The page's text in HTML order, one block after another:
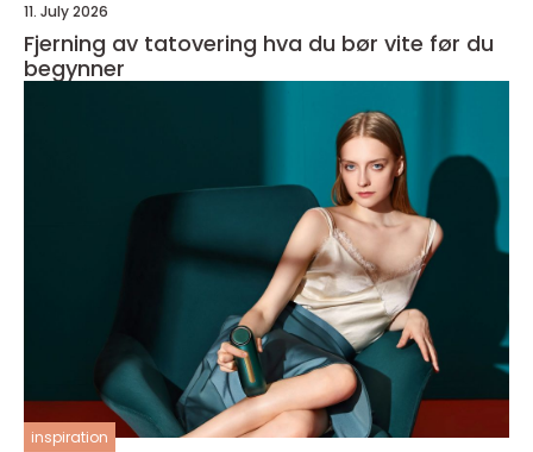
11. July 2026
Fjerning av tatovering hva du bør vite før du
begynner
inspiration